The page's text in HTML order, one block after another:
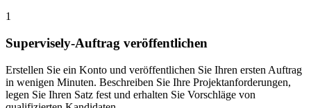
1
Supervisely-Auftrag veröffentlichen
Erstellen Sie ein Konto und veröffentlichen Sie Ihren ersten Auftrag
in wenigen Minuten. Beschreiben Sie Ihre Projektanforderungen,
legen Sie Ihren Satz fest und erhalten Sie Vorschläge von